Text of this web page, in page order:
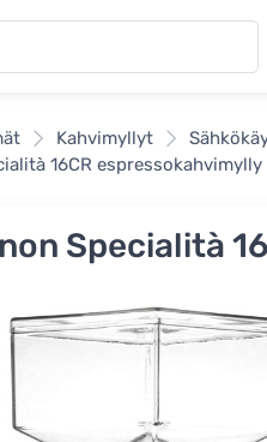
Kahvimyllyt
16CR espressokahvimylly
Specialità